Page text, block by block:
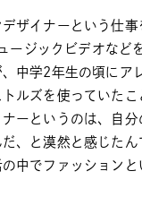
ザイナーという仕
ジックビデオなど
中学2年生の頃にア
ルズを使っていた
ーというのは、自
、と漠然と感じた
中でファッション